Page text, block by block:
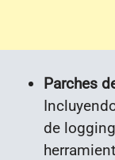
Parches
de